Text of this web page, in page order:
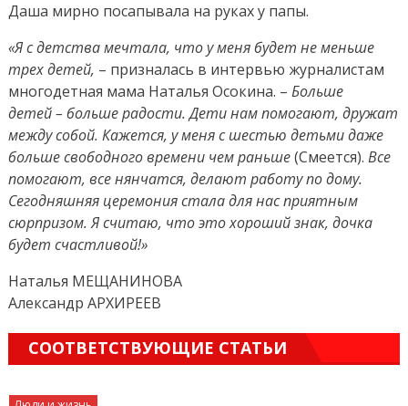
Даша мирно посапывала на руках у папы.
«Я с детства мечтала, что у меня будет не меньше
трех детей, – призналась в интервью журналистам
многодетная мама Наталья Осокина. – Больше
детей – больше радости. Дети нам помогают, дружат
между собой. Кажется, у меня с шестью детьми даже
больше свободного времени чем раньше(Смеется). Все
помогают, все нянчатся, делают работу по дому.
Сегодняшняя церемония стала для нас приятным
сюрпризом. Я считаю, что это хороший знак, дочка
будет счастливой!»
Наталья МЕЩАНИНОВА
Александр АРХИРЕЕВ
СООТВЕТСТВУЮЩИЕ СТАТЬИ